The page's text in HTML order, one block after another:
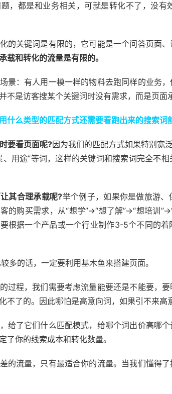
，都是和业务相关，可就是转化不了，没有
的关键词是有限的，它可能是一个问答页面
载和转化的流量是有限的。
景：有人用一模一样的物料去跑同样的业务
不是访客搜某个关键词时没有需求，而是页面
什么类型的匹配方式还需要看跑出来的搜索词
要看页面呢?因为我们的匹配方式如果特别宽
、用途”等词，这样的关键词和搜索词完全不
其合理承载呢?举个例子，如果你是做旅游
的购买需求，从“想学”→“想了解”→“想培训
根据一个产品或一个行业制作3-5个不同的
多的话，一定要利用基木鱼来搭建页面。
过程，我们需要考虑流量能要还是不能要，要
不了的。因此哪怕是高意向词，如果引不来高
给了它们什么匹配模式，给哪个词出价高哪
了你的线索成本和转化数量。
的流量，只有最适合你的流量。当我们懂得